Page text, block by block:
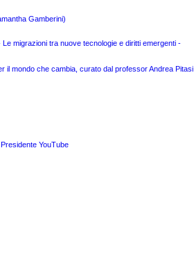
Gamberini)
migrazioni tra nuove tecnologie e diritti emergenti -
il mondo che cambia, curato dal professor Andrea Pitasi
YouTube